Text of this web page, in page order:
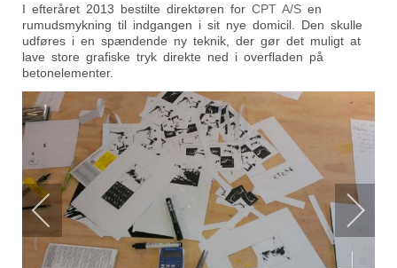
I efteråret 2013 bestilte direktøren for CPT A/S en
rumudsmykning til indgangen i sit nye domicil. Den skulle
udføres i en spændende ny teknik, der gør det muligt at
lave store grafiske tryk direkte ned i overfladen på
betonelementer.